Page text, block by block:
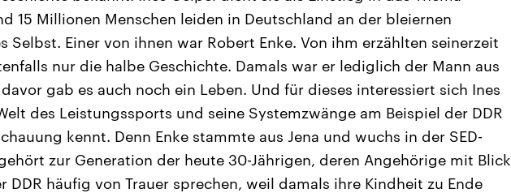
15 Millionen Menschen leiden in Deutschland an der bleiernen
Selbst. Einer von ihnen war Robert Enke. Von ihm erzählten seinerzeit
nur die halbe Geschichte. Damals war er lediglich der Mann aus
gab es auch noch ein Leben. Und für dieses interessiert sich Ines
des Leistungssports und seine Systemzwänge am Beispiel der DDR
kennt. Denn Enke stammte aus Jena und wuchs in der SED-
zur Generation der heute 30-Jährigen, deren Angehörige mit Blick
DDR häufig von Trauer sprechen, weil damals ihre Kindheit zu Ende